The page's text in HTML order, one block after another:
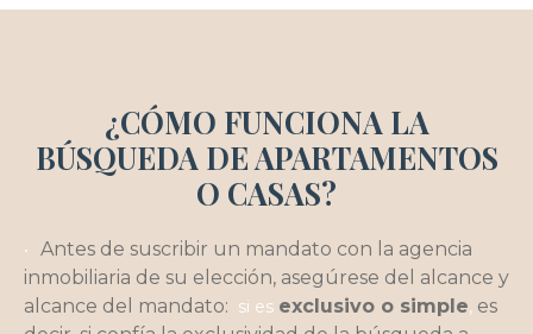
¿CÓMO FUNCIONA LA
BÚSQUEDA DE APARTAMENTOS
O CASAS?
Antes de suscribir un mandato con la agencia
inmobiliaria de su elección, asegúrese del alcance y
alcance del mandato: si es exclusivo o simple, es